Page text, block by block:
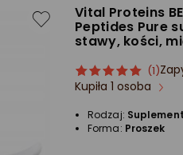
Vital Proteins
Peptides Pure
stawy, kości,
ocena
produktu
gwiazdki
Ocena
produktu
(1)
Kupiła 1 osoba
Rodzaj:
Forma: Proszek